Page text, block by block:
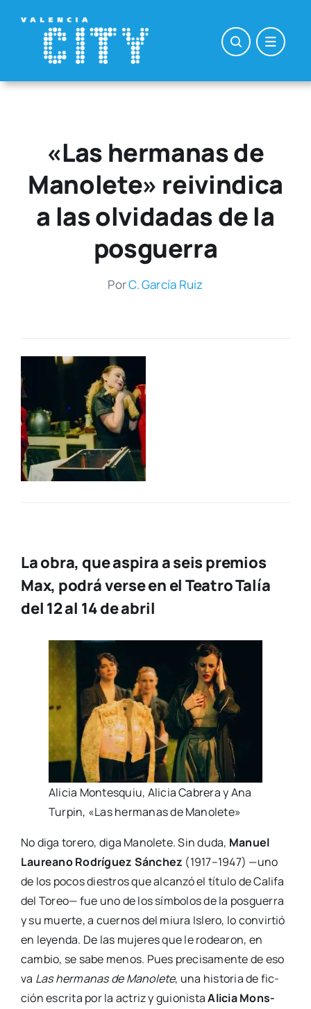
contenido
«Las hermanas de
Manolete» reivindica
a las olvidadas de la
posguerra
PorC. Gar­cía Ruiz
La obra, que aspira a seis premios
Max, podrá verse en el Teatro Talía
del 12 al 14 de abril
Ali­cia Mon­tes­quiu, Ali­cia Cabre­ra y Ana
Tur­pin, «Las her­ma­nas de Mano­le­te»
No diga tore­ro, diga Mano­le­te. Sin duda, Manuel
Lau­reano Rodrí­guez Sán­chez (1917–1947) —uno
de los pocos dies­tros que alcan­zó el títu­lo de Cali­fa
del Toreo— fue uno de los sím­bo­los de la pos­gue­rra
y su muer­te, a cuer­nos del miu­ra Isle­ro, lo con­vir­tió
en leyen­da. De las muje­res que le rodea­ron, en
cam­bio, se sabe menos. Pues pre­ci­sa­men­te de eso
va Las her­ma­nas de Mano­le­te, una his­to­ria de fic­
ción escri­ta por la actriz y guio­nis­taAli­cia Mons­